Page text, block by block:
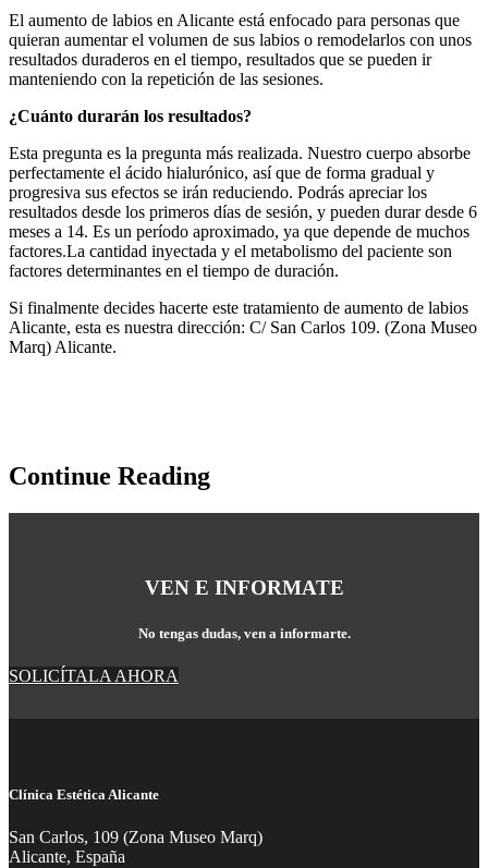
El aumento de labios en Alicante está enfocado para personas que
quieran aumentar el volumen de sus labios o remodelarlos con unos
resultados duraderos en el tiempo, resultados que se pueden ir
manteniendo con la repetición de las sesiones.
¿Cuánto durarán los resultados?
Esta pregunta es la pregunta más realizada. Nuestro cuerpo absorbe
perfectamente el ácido hialurónico, así que de forma gradual y
progresiva sus efectos se irán reduciendo. Podrás apreciar los
resultados desde los primeros días de sesión, y pueden durar desde 6
meses a 14. Es un período aproximado, ya que depende de muchos
factores.La cantidad inyectada y el metabolismo del paciente son
factores determinantes en el tiempo de duración.
Si finalmente decides hacerte este tratamiento de aumento de labios
Alicante, esta es nuestra dirección: C/ San Carlos 109. (Zona Museo
Marq) Alicante.
Continue Reading
VEN E INFORMATE
No tengas dudas, ven a informarte.
SOLICÍTALA AHORA
Clínica Estética Alicante
San Carlos, 109 (Zona Museo Marq)
Alicante, España